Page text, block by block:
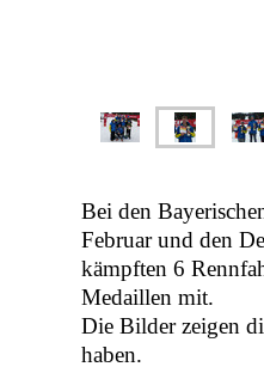
Bei den
Februar und den
kämpften 6
Medaillen mit.
Die Bilder zeigen
haben.